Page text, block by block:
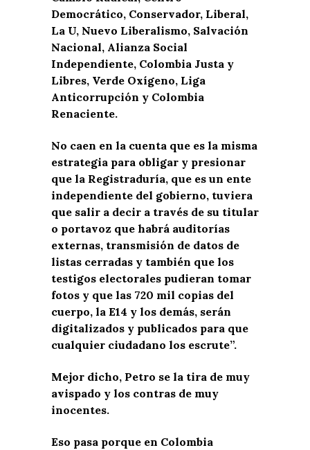
Democrático, Conservador, Liberal,
La U, Nuevo Liberalismo, Salvación
Nacional, Alianza Social
Independiente, Colombia Justa y
Libres, Verde Oxígeno, Liga
Anticorrupción y Colombia
Renaciente.
No caen en la cuenta que es la misma
estrategia para obligar y presionar
que la Registraduría, que es un ente
independiente del gobierno, tuviera
que salir a decir a través de su titular
o portavoz que habrá auditorías
externas, transmisión de datos de
listas cerradas y también que los
testigos electorales pudieran tomar
fotos y que las 720 mil copias del
cuerpo, la E14 y los demás, serán
digitalizados y publicados para que
cualquier ciudadano los escrute”.
Mejor dicho, Petro se la tira de muy
avispado y los contras de muy
inocentes.
Eso pasa porque en Colombia